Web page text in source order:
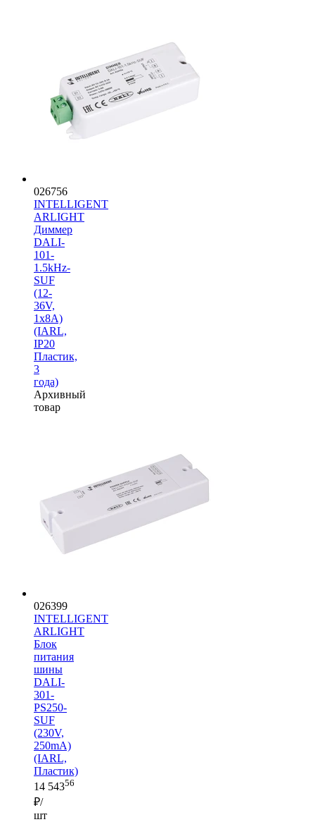
026756
INTELLIGENT
ARLIGHT
Диммер
DALI-
101-
1.5kHz-
SUF
(12-
36V,
1х8А)
(IARL,
IP20
Пластик,
3
года)
Архивный
товар
026399
INTELLIGENT
ARLIGHT
Блок
питания
шины
DALI-
301-
PS250-
SUF
(230V,
250mA)
(IARL,
Пластик)
14 54356
₽/
шт